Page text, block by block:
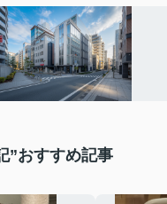
”おすすめ記事